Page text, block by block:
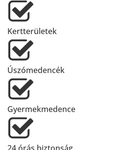
Kertterületek
Úszómedencék
Gyermekmedence